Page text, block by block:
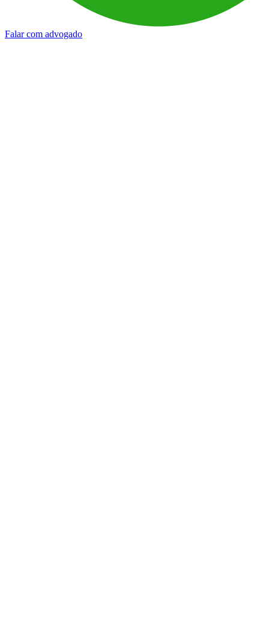
Falar com advogado